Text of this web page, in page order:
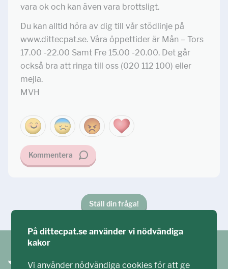
vara ok och kan även vara brottsligt.
Du kan alltid höra av dig till vår stödlinje på
www.dittecpat.se. Våra öppettider är Mån – Tors
17.00 -22.00 Samt Fre 15.00 -20.00. Det går
också bra att ringa till oss (020 112 100) eller
mejla.
MVH
Kommentera
Ställ din fråga!
På dittecpat.se använder vi nödvändiga
kakor
Vi använder nödvändiga cookies för att ge